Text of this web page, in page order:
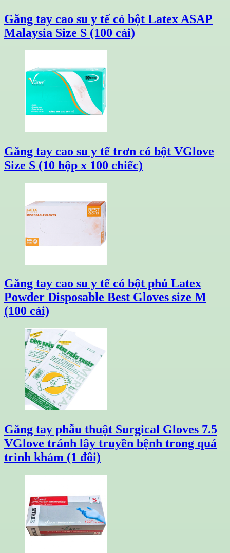
Găng tay cao su y tế có bột Latex ASAP
Malaysia Size S (100 cái)
Găng tay cao su y tế trơn có bột VGlove
Size S (10 hộp x 100 chiếc)
Găng tay cao su y tế có bột phủ Latex
Powder Disposable Best Gloves size M
(100 cái)
Găng tay phẫu thuật Surgical Gloves 7.5
VGlove tránh lây truyền bệnh trong quá
trình khám (1 đôi)